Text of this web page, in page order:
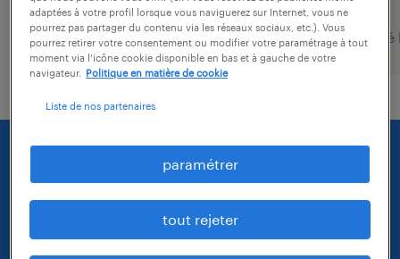
publié le 10 juin 2026 publié
adaptées à votre profil lorsque vous naviguerez sur Internet, vous ne
pourrez pas partager du contenu via les réseaux sociaux, etc.). Vous
pourrez retirer votre consentement ou modifier votre paramétrage à tout
moment via l’icône cookie disponible en bas et à gauche de votre
navigateur.
Politique en matière de cookie
Liste de nos partenaires
paramétrer
tout rejeter